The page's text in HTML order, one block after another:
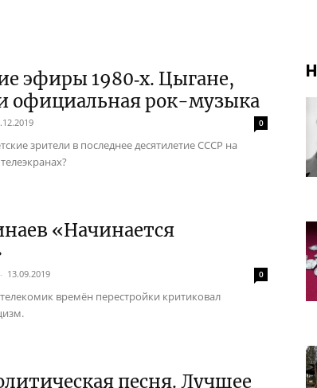
эфиры 1980‑х. Цыгане,
официальная рок-музыка
0
зрители в последнее десятилетие СССР на
«Начинается
- 13.09.2019 0
времён перестройки критиковал
песня. Лучшее